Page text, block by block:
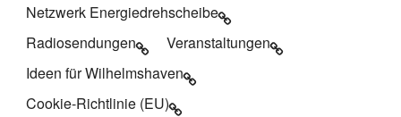
Netzwerk Energiedrehscheibe
Radiosendungen
Veranstaltungen
Ideen für Wilhelmshaven
Cookie-Richtlinie (EU)